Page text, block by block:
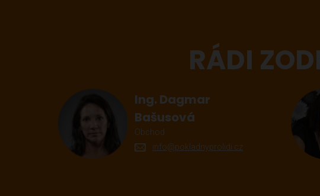
RÁDI
Ing. Dagmar
Bašusová
Obchod
info@pokladnyprolidi.cz